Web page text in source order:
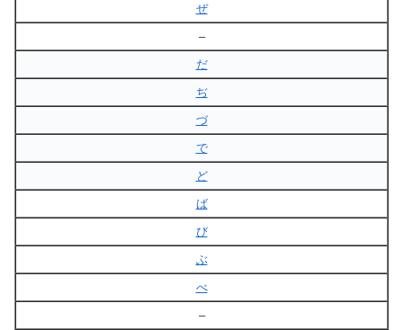
ぜ
–
だ
ぢ
づ
で
ど
ば
び
ぶ
べ
–